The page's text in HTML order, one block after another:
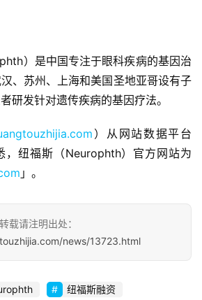
）是中国专注于眼科疾病的基因治
、苏州、上海和美国圣地亚哥设有子
研发针对遗传疾病的基因疗法。
）从网站数据平台
，纽福斯（Neurophth）官方网站为
」。
载请注明出处：
news/13723.html
纽福斯融资